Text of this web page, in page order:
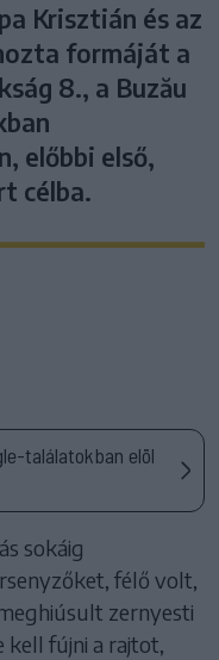
Krisztián és az
formáját a
8., a Buzău
előbbi első,
célba.
találatokban elöl
sokáig
félő volt,
zernyesti
kell fújni a rajtot,